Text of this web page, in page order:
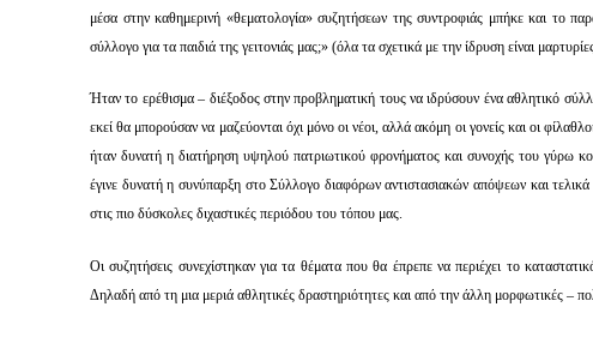
μέσα στην καθημερινή «θεματολογία» συζητήσεων της συντροφιάς μπήκε και το
σύλλογο για τα παιδιά της γειτονιάς μας;» (όλα τα σχετικά με την ίδρυση είναι
Ήταν το ερέθισμα – διέξοδος στην προβληματική τους να ιδρύσουν ένα αθλητικό
εκεί θα μπορούσαν να μαζεύονται όχι μόνο οι νέοι, αλλά ακόμη οι γονείς και οι
ήταν δυνατή η διατήρηση υψηλού πατριωτικού φρονήματος και συνοχής του γύρω
έγινε δυνατή η συνύπαρξη στο Σύλλογο διαφόρων αντιστασιακών απόψεων και
στις πιο δύσκολες διχαστικές περιόδου του τόπου μας.
Οι συζητήσεις συνεχίστηκαν για τα θέματα που θα έπρεπε να περιέχει το
Δηλαδή από τη μια μεριά αθλητικές δραστηριότητες και από την άλλη μορφωτικές –